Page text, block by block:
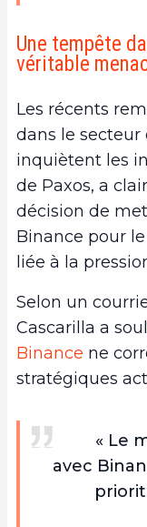
Une tempête
véritable
Les récents
dans le
inquiètent les
de Paxos, a
décision de
Binance pour
liée à la
Selon un
Cascarilla a soul
Binance ne
stratégiques
« Le
avec